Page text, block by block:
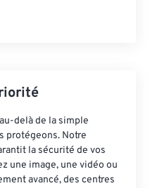
delà de la simple
protégeons. Notre
la sécurité de vos
une image, une vidéo ou
avancé, des centres